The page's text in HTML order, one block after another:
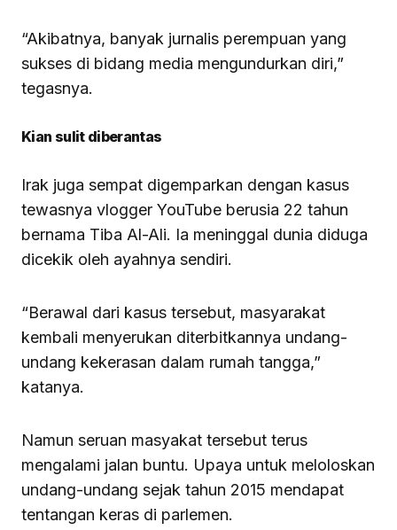
“Akibatnya, banyak jurnalis perempuan yang
sukses di bidang media mengundurkan diri,”
tegasnya.
Kian sulit diberantas
Irak juga sempat digemparkan dengan kasus
tewasnya vlogger YouTube berusia 22 tahun
bernama Tiba Al-Ali. Ia meninggal dunia diduga
dicekik oleh ayahnya sendiri.
“Berawal dari kasus tersebut, masyarakat
kembali menyerukan diterbitkannya undang-
undang kekerasan dalam rumah tangga,”
katanya.
Namun seruan masyakat tersebut terus
mengalami jalan buntu. Upaya untuk meloloskan
undang-undang sejak tahun 2015 mendapat
tentangan keras di parlemen.